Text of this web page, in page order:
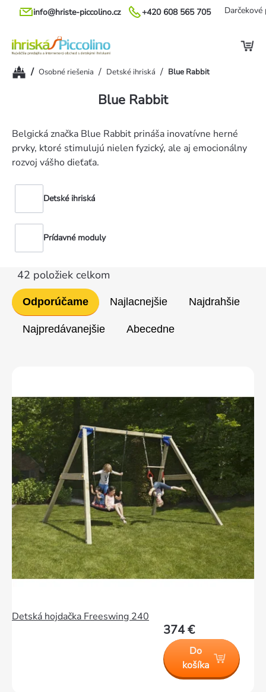
Prejsť
+420 608 565 705
info@hriste-piccolino.cz Darčekové
Domov
/ Osobné riešenia / Detské ihriská / Blue Rabbit
Blue Rabbit
Belgická značka Blue Rabbit prináša inovatívne herné
prvky, ktoré stimulujú nielen fyzický, ale aj emocionálny
rozvoj vášho dieťaťa.
Detské ihriská
Prídavné moduly
Radenie
produktov
Odporúčame Najlacnejšie Najdrahšie
Najpredávanejšie Abecedne
42 položiek celkom
produktov
Detská hojdačka Freeswing 240
374 €
Do
košíka